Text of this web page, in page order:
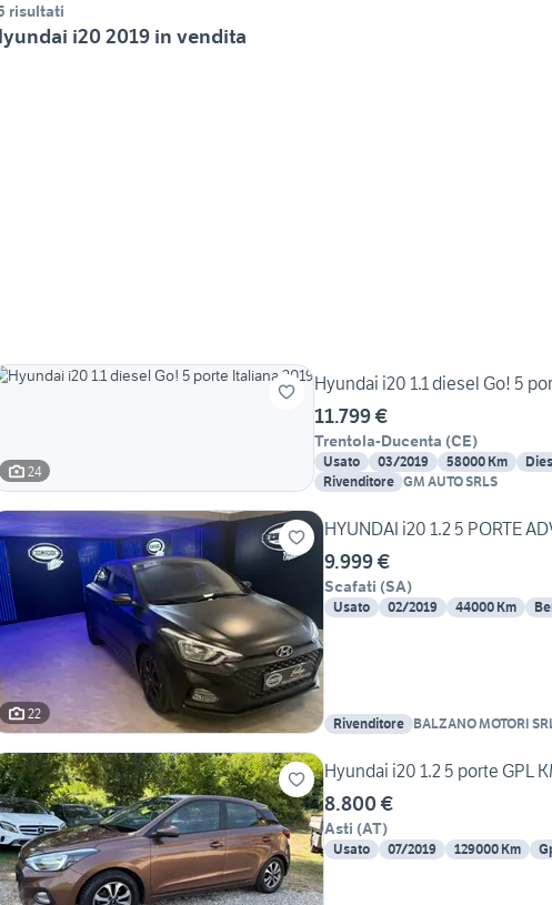
risultati
i20 2019 in vendita
24
Hyundai i20 1.1 diesel Go! 5
11.799 €
Trentola-Ducenta (CE)
Usato 03/2019 58000 Km
Rivenditore GM AUTO SRLS
22
HYUNDAI i20 1.2 5 PORTE
9.999 €
Scafati (SA)
Usato 02/2019 44000 Km
Rivenditore BALZANO MOTORI
Hyundai i20 1.2 5 porte GPL
8.800 €
Asti (AT)
Usato 07/2019 129000 Km